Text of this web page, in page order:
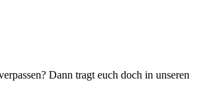
Dann tragt euch doch in unseren